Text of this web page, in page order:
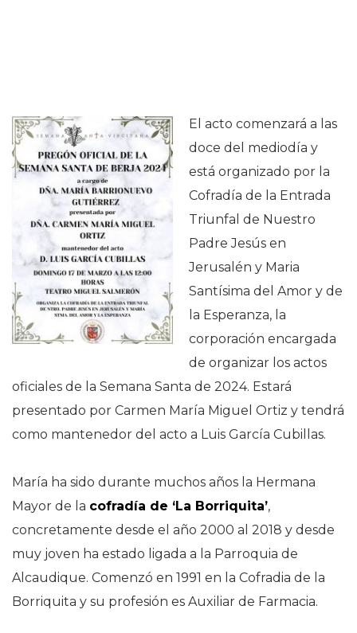
El acto comenzará a las
doce del mediodía y
está organizado por la
Cofradía de la Entrada
Triunfal de Nuestro
Padre Jesús en
Jerusalén y Maria
Santísima del Amor y de
la Esperanza, la
corporación encargada
de organizar los actos
oficiales de la Semana Santa de 2024. Estará
presentado por Carmen María Miguel Ortiz y tendrá
como mantenedor del acto a Luis García Cubillas.
María ha sido durante muchos años la Hermana
Mayor de la cofradía de ‘La Borriquita’,
concretamente desde el año 2000 al 2018 y desde
muy joven ha estado ligada a la Parroquia de
Alcaudique. Comenzó en 1991 en la Cofradia de la
Borriquita y su profesión es Auxiliar de Farmacia.